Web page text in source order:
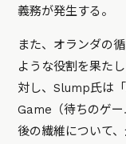
義務が発生する。
また、オランダの
ような役割を果た
対し、Slump氏は
Game（待ちのゲ
後の繊維について